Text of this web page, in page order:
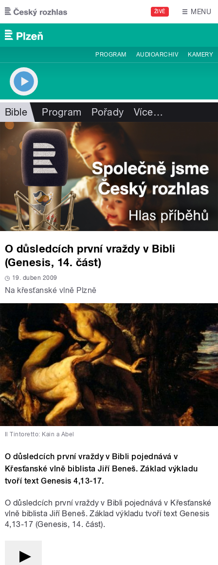
Přejít k hlavnímu obsahu
ŽIVĚ MENU
PROGRAM AUDIOARCHIV KAMERY
Bible Program Pořady Více…
O důsledcích první vraždy v Bibli
(Genesis, 14. část)
19. duben 2009
Na křesťanské vlně Plzně
Il Tintoretto: Kain a Ábel
O důsledcích první vraždy v Bibli pojednává v
Křesťanské vlně biblista Jiří Beneš. Základ výkladu
tvoří text Genesis 4,13-17.
O důsledcích první vraždy v Bibli pojednává v Křesťanské
vlně biblista Jiří Beneš. Základ výkladu tvoří text Genesis
4,13-17 (Genesis, 14. část).